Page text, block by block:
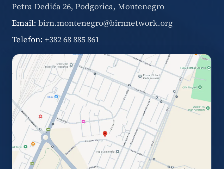
Petra Dedića 26, Podgorica, Montenegro
Email: birn.montenegro@birnnetwork.org
Telefon: +382 68 885 861